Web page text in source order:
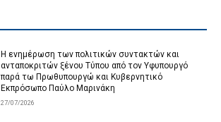
Η ενημέρωση των πολιτικών συντακτών και
ανταποκριτών ξένου Τύπου από τον Υφυπουργό
παρά τω Πρωθυπουργώ και Κυβερνητικό
Εκπρόσωπο Παύλο Μαρινάκη
27/07/2026